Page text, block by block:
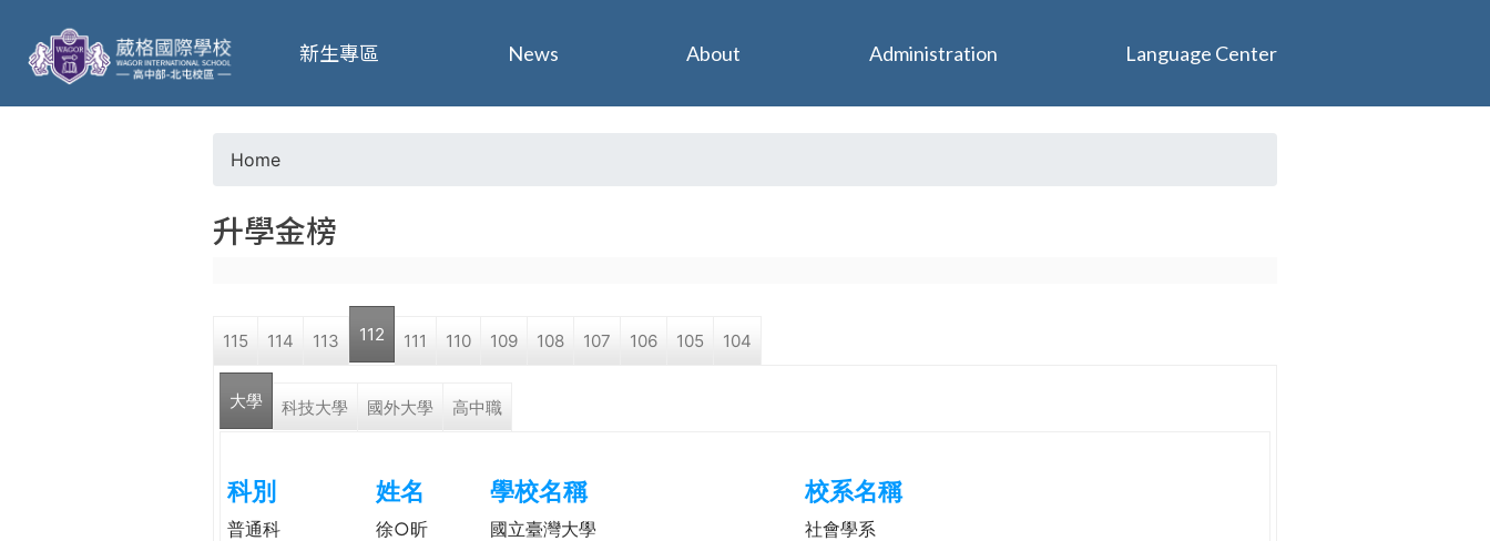
葳
格
o
a
r
h
Home
升學金榜
115 114 113 112 111 110 109 108 107 106 105 104
大學 科技大學 國外大學 高中職
科別 姓名 學校名稱 校系名稱
普通科 徐○昕 國立臺灣大學
社會學系
新生專區 News About Administration Language Center